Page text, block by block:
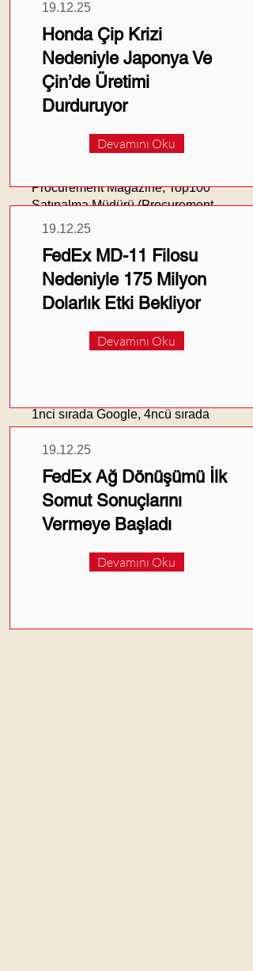
Procurement Officer)
Listesi 'ni yayınladı
Procurement Magazine, Top100
Satınalma Müdürü (Procurement
Manager) Listesi 'ni yayınladı.
Lakin arasından 1 tane bile Türk
'ü bulamamak üzdü.
İlk 3 'ü sırası ile,
1nci sırada Google, 4ncü sırada
Deloitte olması şaşırttı.
19.12.25
Honda Çip Krizi
Nedeniyle Japonya Ve
Çin’de Üretimi
Durduruyor
Devamını Oku
19.12.25
FedEx MD-11 Filosu
Nedeniyle 175 Milyon
Dolarlık Etki Bekliyor
Devamını Oku
19.12.25
FedEx Ağ Dönüşümü İlk
Somut Sonuçlarını
Vermeye Başladı
Devamını Oku